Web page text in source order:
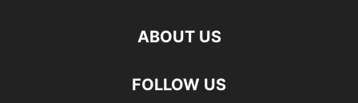
ABOUT US
FOLLOW US